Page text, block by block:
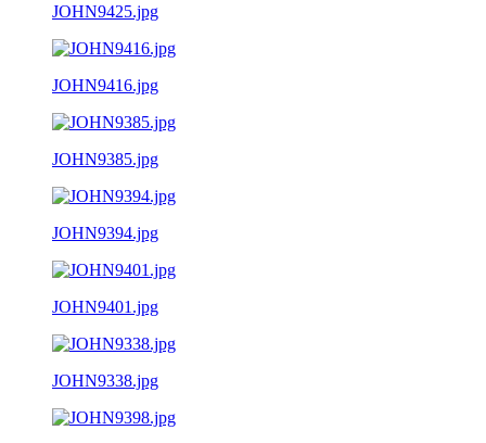
JOHN9425.jpg
JOHN9416.jpg
JOHN9385.jpg
JOHN9394.jpg
JOHN9401.jpg
JOHN9338.jpg